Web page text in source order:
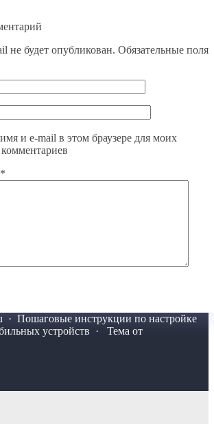
не будет опубликован. Обязательные поля
и e-mail в этом браузере для моих
*
· Пошаговые инструкции по настройке
устройств · Тема от